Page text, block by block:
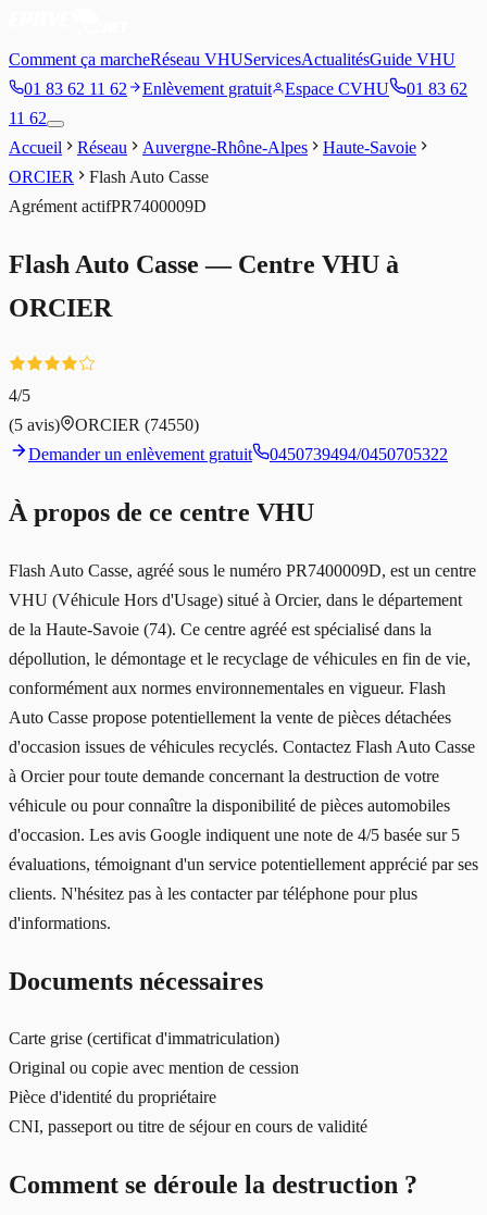
Comment ça marcheRéseau VHUServicesActualitésGuide VHU
01 83 62 11 62
Enlèvement gratuit Espace CVHU
01 83 62
11 62
Accueil
Réseau Auvergne-Rhône-Alpes
Haute-Savoie
ORCIER
Flash Auto Casse
Agrément actifPR7400009D
Flash Auto Casse — Centre VHU à
ORCIER
4/5
(5 avis) ORCIER (74550)
Demander un enlèvement gratuit
0450739494/0450705322
À propos de ce centre VHU
Flash Auto Casse, agréé sous le numéro PR7400009D, est un centre
VHU (Véhicule Hors d'Usage) situé à Orcier, dans le département
de la Haute-Savoie (74). Ce centre agréé est spécialisé dans la
dépollution, le démontage et le recyclage de véhicules en fin de vie,
conformément aux normes environnementales en vigueur. Flash
Auto Casse propose potentiellement la vente de pièces détachées
d'occasion issues de véhicules recyclés. Contactez Flash Auto Casse
à Orcier pour toute demande concernant la destruction de votre
véhicule ou pour connaître la disponibilité de pièces automobiles
d'occasion. Les avis Google indiquent une note de 4/5 basée sur 5
évaluations, témoignant d'un service potentiellement apprécié par ses
clients. N'hésitez pas à les contacter par téléphone pour plus
d'informations.
Documents nécessaires
Carte grise (certificat d'immatriculation)
Original ou copie avec mention de cession
Pièce d'identité du propriétaire
CNI, passeport ou titre de séjour en cours de validité
Comment se déroule la destruction ?